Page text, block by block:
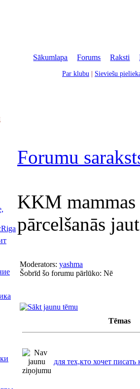
Sākumlapa |Forums |Raksti |
Par klubu Sieviešu
Forumu
KKM mammas
pārcelšanās
Moderators: yashma
Šobrīd šo forumu pārlūko: Nē
Tēmas
для тех,кто хочет